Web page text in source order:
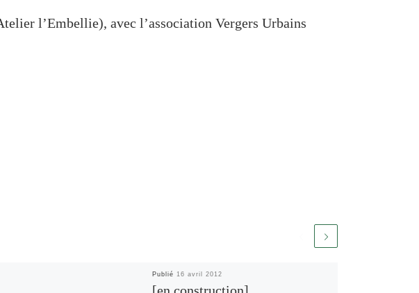
l’Embellie), avec l’association Vergers Urbains
Publié 16 avril 2012